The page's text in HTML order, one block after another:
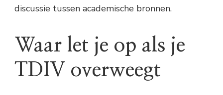
discussie tussen academische bronnen.
Waar let je op als je
TDIV overweegt